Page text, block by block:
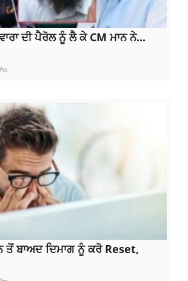
ਦੀ ਪੈਰੋਲ ਨੂੰ ਲੈ ਕੇ CM ਮਾਨ ਨੇ...
ਤੋਂ ਬਾਅਦ ਦਿਮਾਗ ਨੂੰ ਕਰੋ Reset,